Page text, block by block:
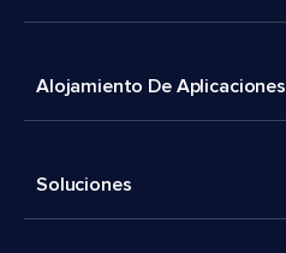
Alojamiento De Aplicaciones
Soluciones